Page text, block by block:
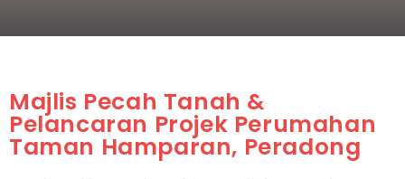
Majlis Pecah Tanah &
Pelancaran Projek Perumahan
Taman Hamparan, Peradong